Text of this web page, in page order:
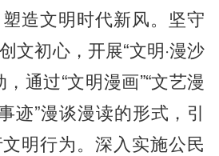
造文明时代新风。坚守
文初心，开展“文明·漫沙
通过“文明漫画”“文艺漫
迹”漫谈漫读的形式，引
明行为。深入实施公民